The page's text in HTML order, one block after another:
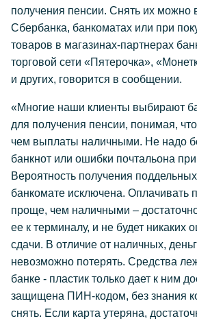
получения пенсии. Снять их можно
Сбербанка, банкоматах или при
товаров в магазинах-партнерах
торговой сети «Пятерочка»,
и других, говорится в сообщении.
«Многие наши клиенты выбирают
для получения пенсии, понимая,
чем выплаты наличными. Не надо
банкнот или ошибки почтальона
Вероятность получения
банкомате исключена. Оплачивать
проще, чем наличными –
ее к терминалу, и не будет никаких
сдачи. В отличие от наличных,
невозможно потерять. Средства
банке - пластик только дает к ним
защищена ПИН-кодом, без знания
снять. Если карта утеряна,